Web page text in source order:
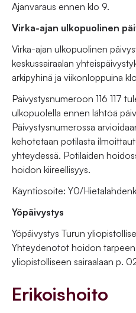
Ajanvaraus ennen klo 9.
Virka-ajan ulkopuolinen
Virka-ajan ulkopuolinen
keskussairaalan
arkipyhinä ja viikonloppuina
Päivystysnumeroon 116 117
ulkopuolella ennen lähtöä
Päivystysnumerossa
kehotetaan potilasta
yhteydessä. Potilaiden
hoidon kiireellisyys.
Käyntiosoite: Y0/
Yöpäivystys
Yöpäivystys Turun
Yhteydenotot hoidon
yliopistolliseen sairaalaan p.
Erikoishoito